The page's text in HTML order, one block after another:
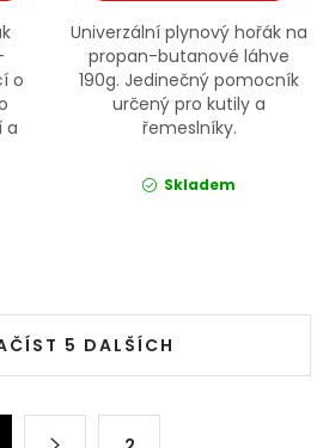
o
a
Univerzální plynový hořák na
propan-butanové láhve
190g. Jedinečný pomocník
určený pro kutily a
řemeslníky.
Skladem
5 DALŠÍCH